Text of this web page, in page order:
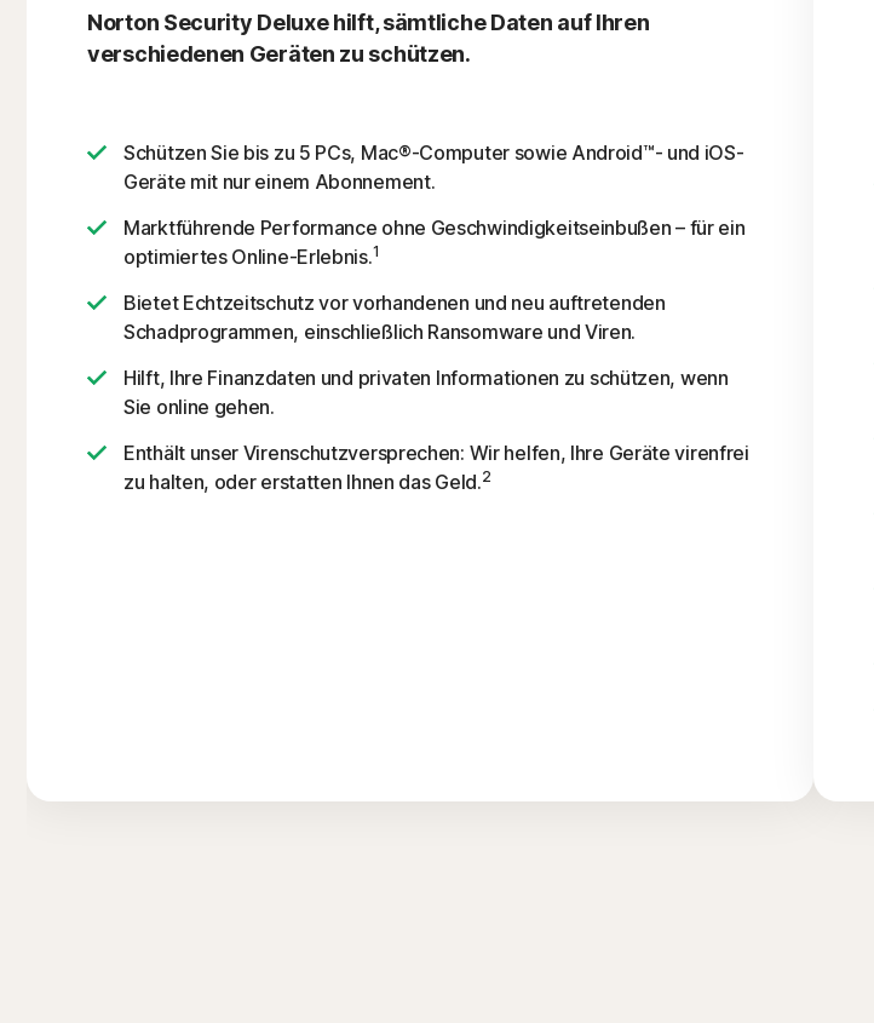
Norton Security Deluxe hilft, sämtliche Daten auf Ihren
verschiedenen Geräten zu schützen.
Schützen Sie bis zu 5 PCs, Mac®-Computer sowie Android™- und iOS-
Geräte mit nur einem Abonnement.
Marktführende Performance ohne Geschwindigkeitseinbußen – für ein
optimiertes Online-Erlebnis.1
Bietet Echtzeitschutz vor vorhandenen und neu auftretenden
Schadprogrammen, einschließlich Ransomware und Viren.
Hilft, Ihre Finanzdaten und privaten Informationen zu schützen, wenn
Sie online gehen.
Enthält unser Virenschutzversprechen: Wir helfen, Ihre Geräte virenfrei
zu halten, oder erstatten Ihnen das Geld.2